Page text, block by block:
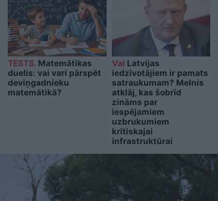
TESTS. Matemātikas
duelis: vai vari pārspēt
deviņgadnieku
matemātikā?
Vai Latvijas
iedzīvotājiem ir pamats
satraukumam? Melnis
atklāj, kas šobrīd
zināms par
iespējamiem
uzbrukumiem
kritiskajai
infrastruktūrai